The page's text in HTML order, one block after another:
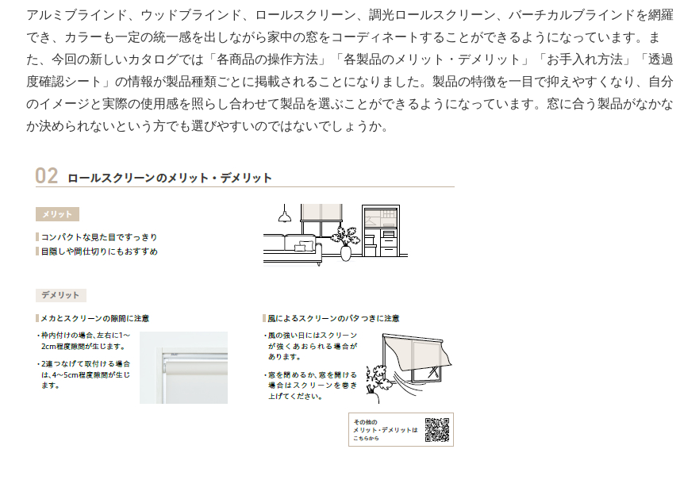
アルミブラインド、ウッドブラインド、ロールスクリーン、調光ロールスクリーン、バーチカルブラインドを網羅
でき、カラーも一定の統一感を出しながら家中の窓をコーディネートすることができるようになっています。ま
た、今回の新しいカタログでは「各商品の操作方法」「各製品のメリット・デメリット」「お手入れ方法」「透過
度確認シート」の情報が製品種類ごとに掲載されることになりました。製品の特徴を一目で抑えやすくなり、自分
のイメージと実際の使用感を照らし合わせて製品を選ぶことができるようになっています。窓に合う製品がなかな
か決められないという方でも選びやすいのではないでしょうか。